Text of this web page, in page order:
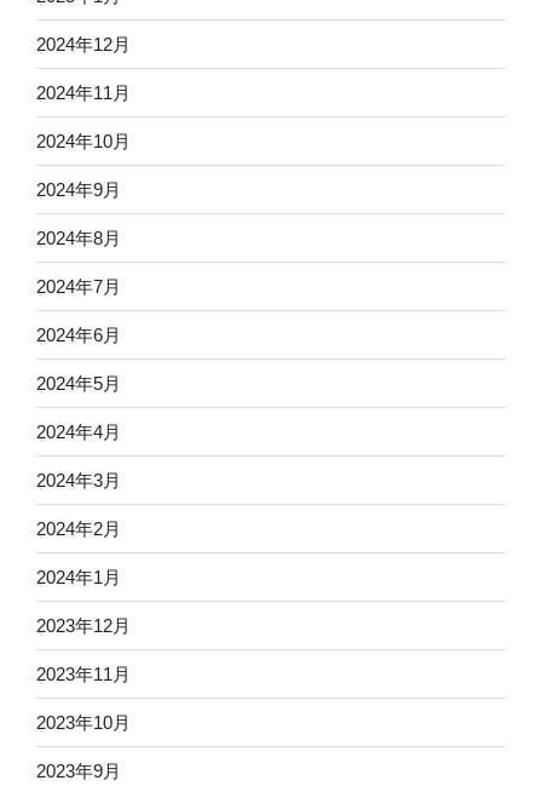
2024年12月
2024年11月
2024年10月
2024年9月
2024年8月
2024年7月
2024年6月
2024年5月
2024年4月
2024年3月
2024年2月
2024年1月
2023年12月
2023年11月
2023年10月
2023年9月